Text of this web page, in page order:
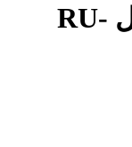
اتو مخزن دار روگن مدل RU-